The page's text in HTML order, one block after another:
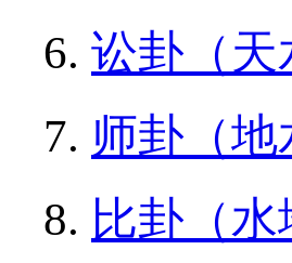
讼卦（天
师卦（地
比卦（水